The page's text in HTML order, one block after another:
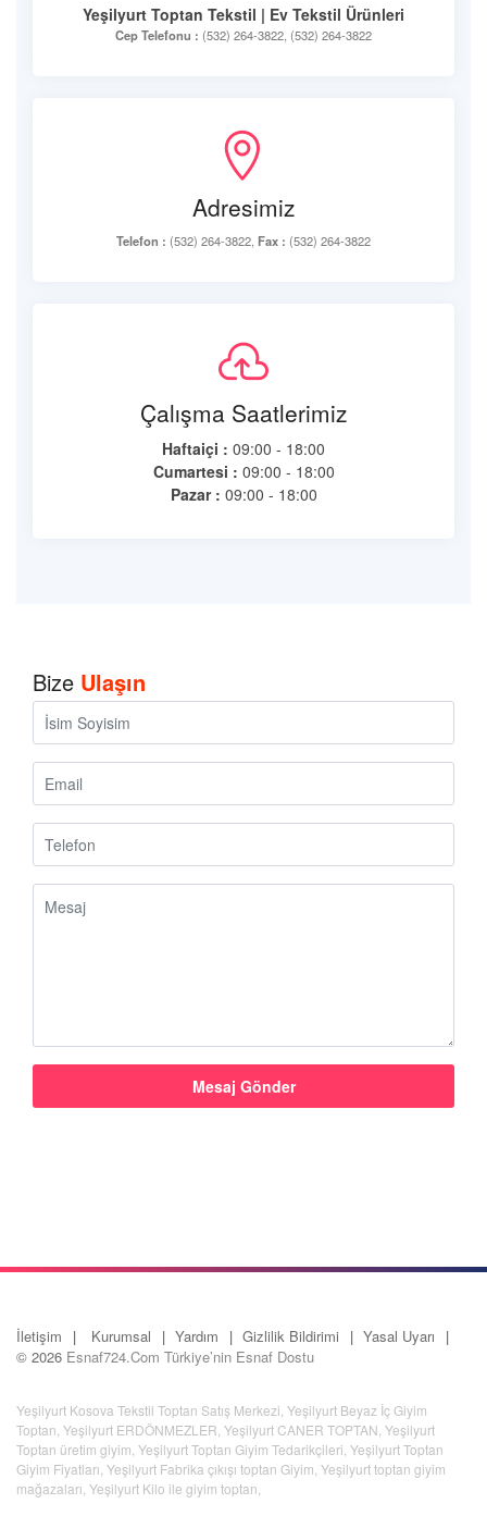
Yeşilyurt Toptan Tekstil | Ev Tekstil Ürünleri
Cep Telefonu : (532) 264-3822, (532) 264-3822
Adresimiz
Telefon : (532) 264-3822, Fax : (532) 264-3822
Çalışma Saatlerimiz
Haftaiçi : 09:00 - 18:00
Cumartesi : 09:00 - 18:00
Pazar : 09:00 - 18:00
Bize Ulaşın
İletişim Kurumsal Yardım Gizlilik Bildirimi
Yasal Uyarı
© 2026 Esnaf724.Com Türkiye’nin Esnaf Dostu
Yeşilyurt Kosova Tekstil Toptan Satış Merkezi Yeşilyurt Beyaz İç Giyim
Toptan Yeşilyurt ERDÖNMEZLER Yeşilyurt CANER TOPTAN Yeşilyurt
Toptan üretim giyim Yeşilyurt Toptan Giyim Tedarikçileri Yeşilyurt Toptan
Giyim Fiyatları Yeşilyurt Fabrika çıkışı toptan Giyim Yeşilyurt toptan giyim
mağazaları Yeşilyurt Kilo ile giyim toptan